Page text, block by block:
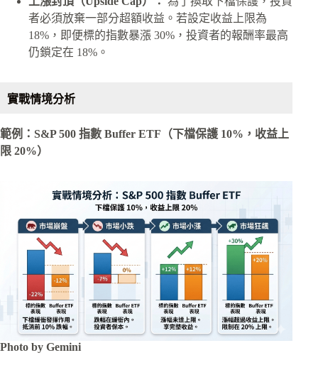
者必須放棄一部分超額收益。若設定收益上限為
18%，即便標的指數暴漲 30%，投資者的報酬率最高
仍鎖定在 18%。
實戰情境分析
範例：S&P 500 指數 Buffer ETF（下檔保護 10%，收益上
限 20%）
Photo by Gemini